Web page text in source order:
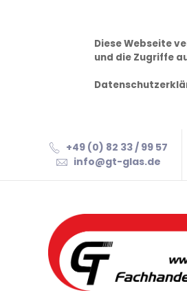
Diese Webseite
und die Zugriffe
+49 (0) 82 33 / 99 57
info@gt-glas.de